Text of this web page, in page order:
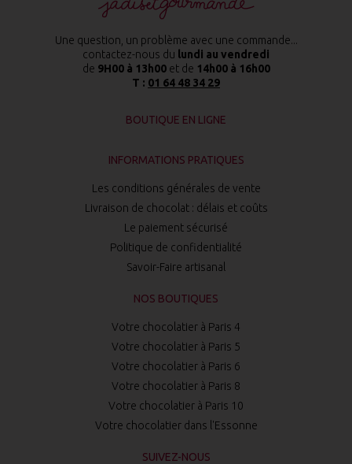
Une question, un problème avec une commande...
contactez-nous du lundi au vendredi
de 9H00 à 13h00et de 14h00 à 16h00
T : 01 64 48 34 29
BOUTIQUE EN LIGNE
INFORMATIONS PRATIQUES
Les conditions générales de vente
Livraison de chocolat : délais et coûts
Le paiement sécurisé
Politique de confidentialité
Savoir-Faire artisanal
NOS BOUTIQUES
Votre chocolatier à Paris 4
Votre chocolatier à Paris 5
Votre chocolatier à Paris 6
Votre chocolatier à Paris 8
Votre chocolatier à Paris 10
Votre chocolatier dans l'Essonne
SUIVEZ-NOUS